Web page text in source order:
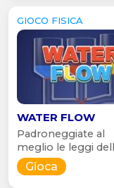
GIOCO FISICA
WATER FLOW
Padroneggiate al
meglio le leggi
Gioca